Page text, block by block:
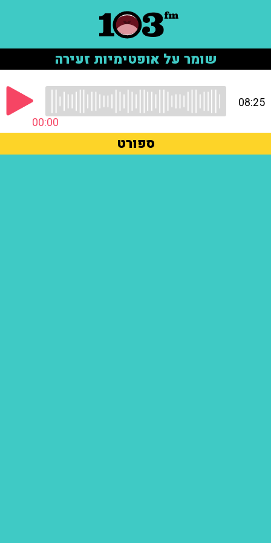
שומר על אופטימיות זעירה
00:00
08:25
ספורט